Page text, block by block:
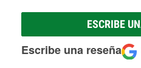
ESCRIBE
Escribe una reseña